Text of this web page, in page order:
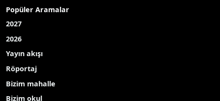
Popüler Aramalar
2027
2026
Yayın akışı
Röportaj
Bizim mahalle
Bizim okul